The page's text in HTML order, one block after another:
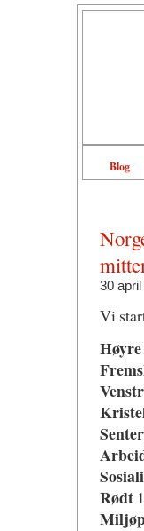
Blog
30
Vi
Høyre
Rødt